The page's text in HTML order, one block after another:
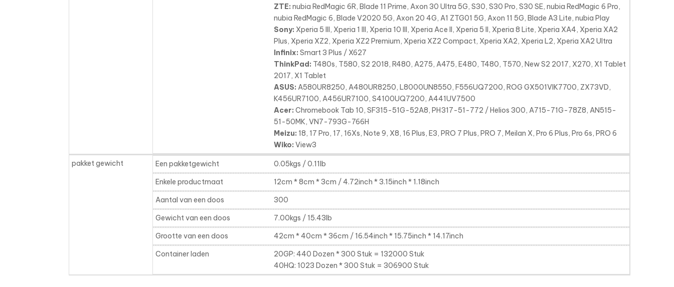
ZTE: nubia RedMagic 6R, Blade 11 Prime, Axon 30 Ultra 5G, S30, S30 Pro, S30 SE, nubia RedMagic 6 Pro,
nubia RedMagic 6, Blade V2020 5G, Axon 20 4G, A1 ZTG01 5G, Axon 11 5G, Blade A3 Lite, nubia Play
Sony: Xperia 5 III, Xperia 1 III, Xperia 10 III, Xperia Ace II, Xperia 5 II, Xperia 8 Lite, Xperia XA4, Xperia XA2
Plus, Xperia XZ2, Xperia XZ2 Premium, Xperia XZ2 Compact, Xperia XA2, Xperia L2, Xperia XA2 Ultra
Infinix: Smart 3 Plus / X627
ThinkPad: T480s, T580, S2 2018, R480, A275, A475, E480, T480, T570, New S2 2017, X270, X1 Tablet
2017, X1 Tablet
ASUS: A580UR8250, A480UR8250, L8000UN8550, F556UQ7200, ROG GX501VIK7700, ZX73VD,
K456UR7100, A456UR7100, S4100UQ7200, A441UV7500
Acer: Chromebook Tab 10, SF315-51G-52A8, PH317-51-772 / Helios 300, A715-71G-78Z8, AN515-
51-50MK, VN7-793G-766H
Meizu: 18, 17 Pro, 17, 16Xs, Note 9, X8, 16 Plus, E3, PRO 7 Plus, PRO 7, Meilan X, Pro 6 Plus, Pro 6s, PRO 6
Wiko: View3
pakket gewicht Een pakketgewicht
0.05kgs / 0.11lb
Enkele productmaat
12cm * 8cm * 3cm / 4.72inch * 3.15inch * 1.18inch
Aantal van een doos
300
Gewicht van een doos
7.00kgs / 15.43lb
Grootte van een doos
42cm * 40cm * 36cm / 16.54inch * 15.75inch * 14.17inch
Container laden
20GP: 440 Dozen * 300 Stuk = 132000 Stuk
40HQ: 1023 Dozen * 300 Stuk = 306900 Stuk